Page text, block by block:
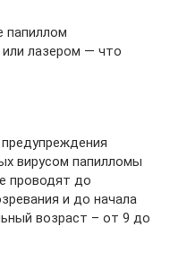
папиллом
лазером — что
вирусом папилломы
проводят до
и до начала
возраст – от 9 до